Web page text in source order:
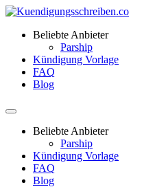
Beliebte Anbieter
Parship
Kündigung Vorlage
FAQ
Blog
Beliebte Anbieter
Parship
Kündigung Vorlage
FAQ
Blog